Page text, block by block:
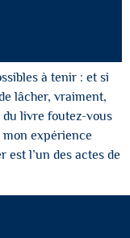
à tenir : et si
lâcher, vraiment,
livre foutez-vous
expérience
est l’un des actes de